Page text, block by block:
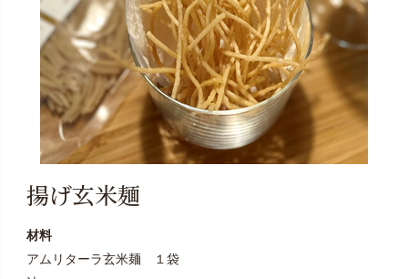
揚げ玄米麺
材料
アムリターラ玄米麺 １袋